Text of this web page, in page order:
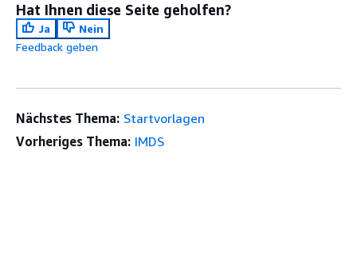
Hat Ihnen diese Seite geholfen?
Ja
Nein
Feedback geben
Nächstes Thema: Startvorlagen
Vorheriges Thema: IMDS